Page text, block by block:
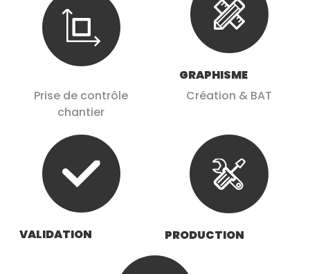
Prise de contrôle
chantier
GRAPHISME
Création & BAT
VALIDATION PRODUCTION